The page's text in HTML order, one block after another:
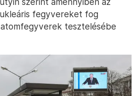
2026-ig hosszabbította
hallgató egyezményt, ami a
is korlátozza.
hogy mit csinál most
Egyesült Királyság. Látjuk, mi a
látjuk, hogy egyes nukleáris
ideje lassan lejár. Tesztelni és